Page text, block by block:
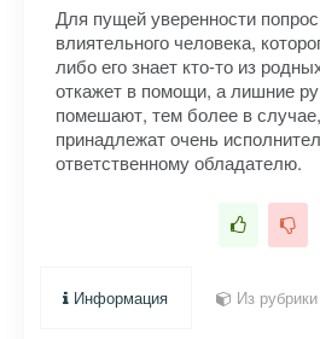
Для пущей уверенности
влиятельного человека,
либо его знает кто-то из
откажет в помощи, а лишние
помешают, тем более в
принадлежат очень
ответственному обладателю.
Информация Из рубрики